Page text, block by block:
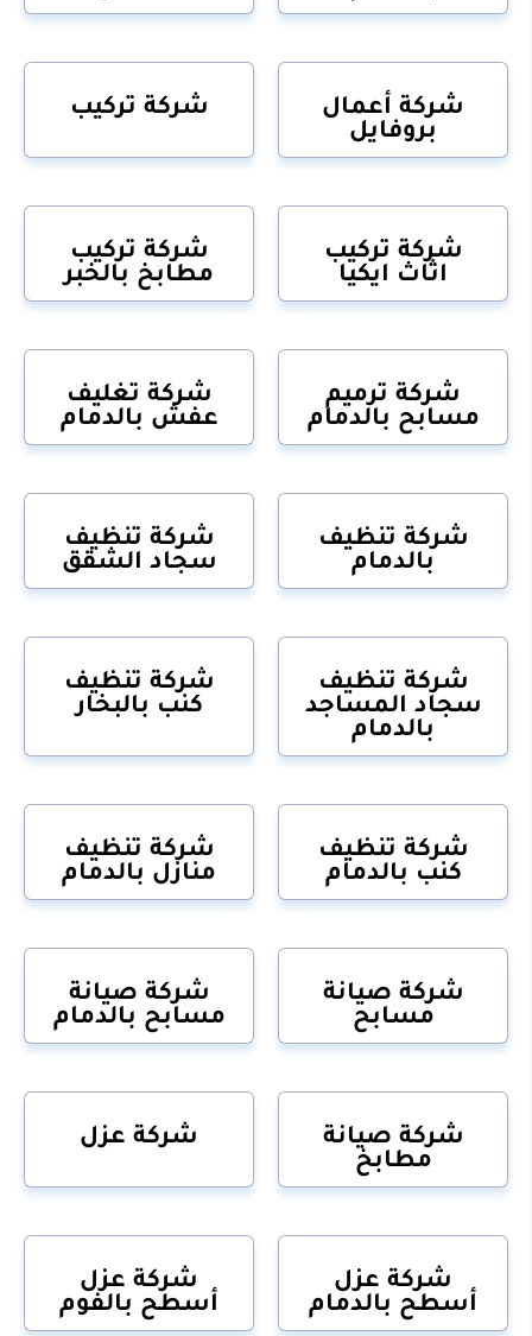
شركة أعمال
بروفايل
شركة تركيب
شركة تركيب
اثاث ايكيا
شركة تركيب
مطابخ بالخبر
شركة ترميم
مسابح بالدمام
شركة تغليف
عفش بالدمام
شركة تنظيف
بالدمام
شركة تنظيف
سجاد الشقق
شركة تنظيف
سجاد المساجد
بالدمام
شركة تنظيف
كنب بالبخار
شركة تنظيف
كنب بالدمام
شركة تنظيف
منازل بالدمام
شركة صيانة
مسابح
شركة صيانة
مسابح بالدمام
شركة صيانة
مطابخ
شركة عزل
شركة عزل
أسطح بالدمام
شركة عزل
أسطح بالفوم